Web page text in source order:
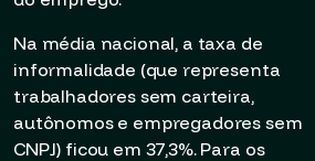
Na média nacional, a taxa de
informalidade (que representa
trabalhadores sem carteira,
autônomos e empregadores sem
CNPJ) ficou em 37,3%. Para os